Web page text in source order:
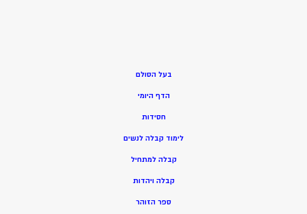
בעל הסולם
הדף היומי
חסידות
לימוד קבלה לנשים
קבלה למתחיל
קבלה ויהדות
ספר הזוהר